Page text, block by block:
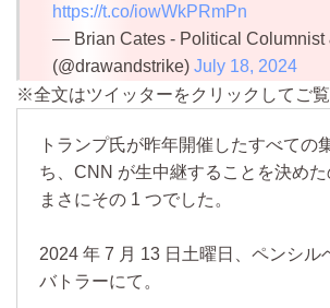
https://t.co/iowWkPRmPn
— Brian Cates - Political Columnist
(@drawandstrike) July 18, 2024
※全文はツイッターをクリックしてご
トランプ氏が昨年開催したすべての
ち、CNN が生中継することを決めた
まさにその 1 つでした。
2024 年 7 月 13 日土曜日、ペンシル
バトラーにて。